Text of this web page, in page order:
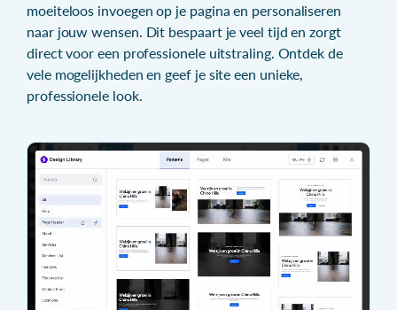
moeiteloos invoegen op je pagina en personaliseren
naar jouw wensen. Dit bespaart je veel tijd en zorgt
direct voor een professionele uitstraling. Ontdek de
vele mogelijkheden en geef je site een unieke,
professionele look.